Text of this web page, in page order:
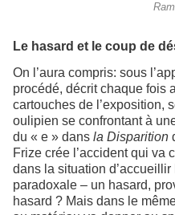
Le hasard et le coup de
On l’aura compris: sous
procédé, décrit chaque fois
cartouches de l’exposition,
oulipien se confrontant à
du « e » dans la Disparition
Frize crée l’accident qui va
dans la situation
paradoxale – un hasard,
hasard ? Mais dans le